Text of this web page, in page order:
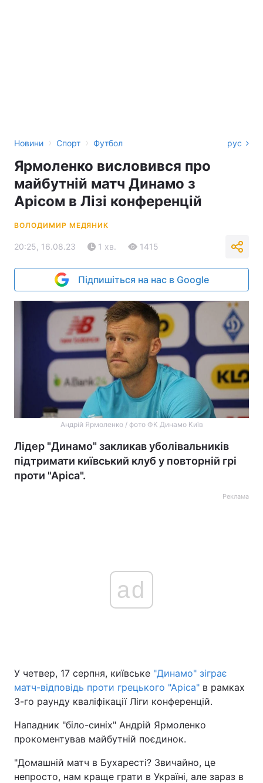
Новини › Спорт › Футбол рус
Ярмоленко висловився про
майбутній матч Динамо з
Арісом в Лізі конференцій
ВОЛОДИМИР МЕДЯНИК
20:25, 16.08.23 1 хв. 1415
Підпишіться на нас в Google
Андрій Ярмоленко / фото ФК Динамо Київ
Лідер "Динамо" закликав уболівальників
підтримати київський клуб у повторній грі
проти "Аріса".
Реклама
ad
У четвер, 17 серпня, київське "Динамо" зіграє
матч-відповідь проти грецького "Аріса" в рамках
3-го раунду кваліфікації Ліги конференцій.
Нападник "біло-синіх" Андрій Ярмоленко
прокоментував майбутній поєдинок.
"Домашній матч в Бухаресті? Звичайно, це
непросто, нам краще грати в Україні, але зараз в